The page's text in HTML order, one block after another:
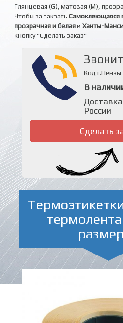
Глянцевая (G), матовая (M),
Чтобы за закзать Самоклеющаяся
прозрачная и белаяв Ханты-
кнопку "Сделать заказ"
Код г.Пензы
В
России
Сделать